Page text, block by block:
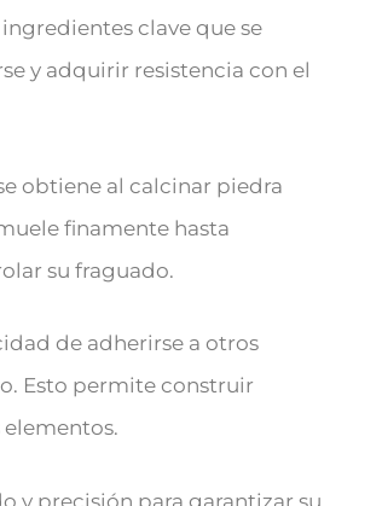
clave que se
y adquirir resistencia con el
obtiene al calcinar piedra
finamente hasta
su fraguado.
de adherirse a otros
Esto permite construir
y precisión para garantizar su